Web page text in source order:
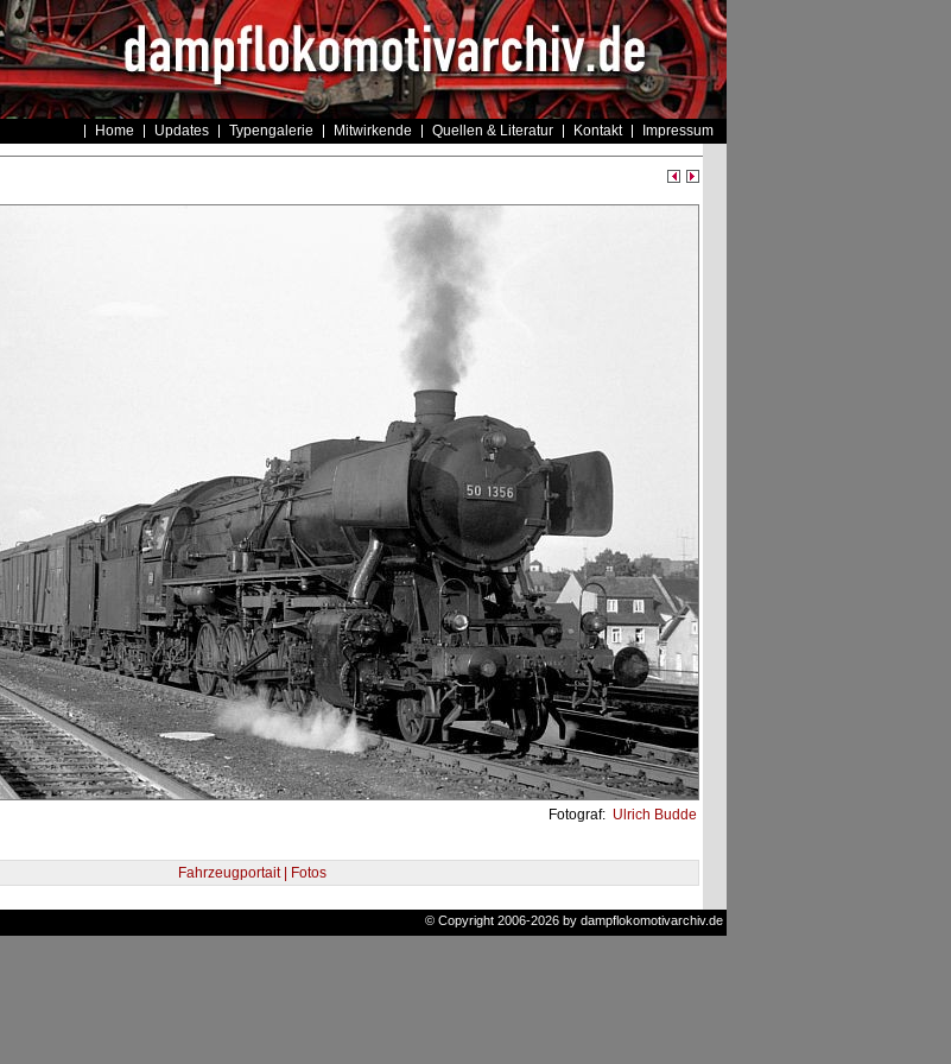
Home Updates Typengalerie Mitwirkende Quellen & Literatur Kontakt Impressum
Fotograf: Ulrich Budde
Fahrzeugportait | Fotos
© Copyright 2006-2026 by dampflokomotivarchiv.de